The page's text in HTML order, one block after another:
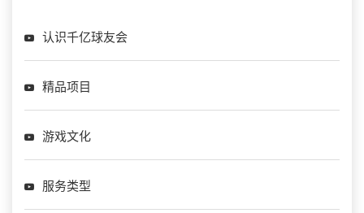
认识千亿球友会
精品项目
游戏文化
服务类型